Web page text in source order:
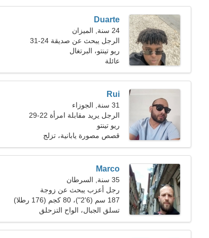
Duarte
24 سنة, الميزان
الرجل يبحث عن صديقة 24-31
ريو تينتو، البرتغال
عائلة
Rui
31 سنة, الجوزاء
الرجل يريد مقابلة امرأة 22-29
ريو تينتو
قصص مصورة يابانية، تزلج
Marco
35 سنة, السرطان
رجل أعزب يبحث عن زوجة
187 سم (6'2")، 80 كجم (176 رطلا)
تسلق الجبال، الواح التزحلق